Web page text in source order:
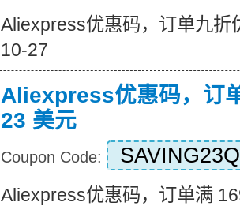
Aliexpress优惠码，订单九折
10-27
Aliexpress优惠码，订
23 美元
Coupon Code: SAVING23Q
Aliexpress优惠码，订单满